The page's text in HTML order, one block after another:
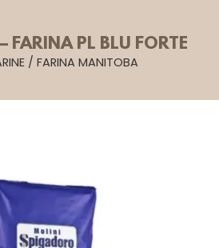
FARINA PL BLU FORTE
/ FARINA MANITOBA